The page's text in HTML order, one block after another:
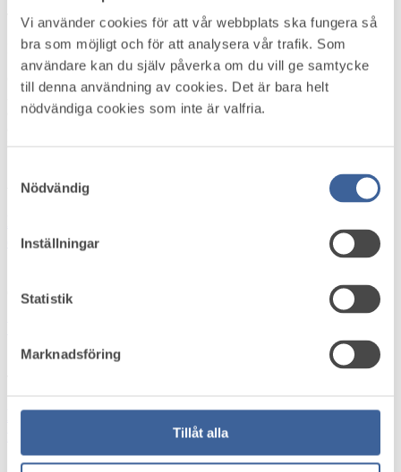
Vi använder cookies för att vår webbplats ska fungera så
bra som möjligt och för att analysera vår trafik. Som
användare kan du själv påverka om du vill ge samtycke
till denna användning av cookies. Det är bara helt
nödvändiga cookies som inte är valfria.
Nödvändig
Inställningar
Statistik
Marknadsföring
Tillåt alla
Tisdag 7 april 2026
Källa: Karolinska Institutet
Onsdagen den 25 mars besökte äldre- och socialförsäkringsminister
Anna Tenje Liljeholmens universitetsvårdcentral för att ta del av
arbetet inom det nybildade Stockholms centrum för återgång i
Aktuellt i omvärlden
energi och riktning
Onsdag 5 augusti 2026
Hybridjobb förbättrar arbetsmiljön visar unik